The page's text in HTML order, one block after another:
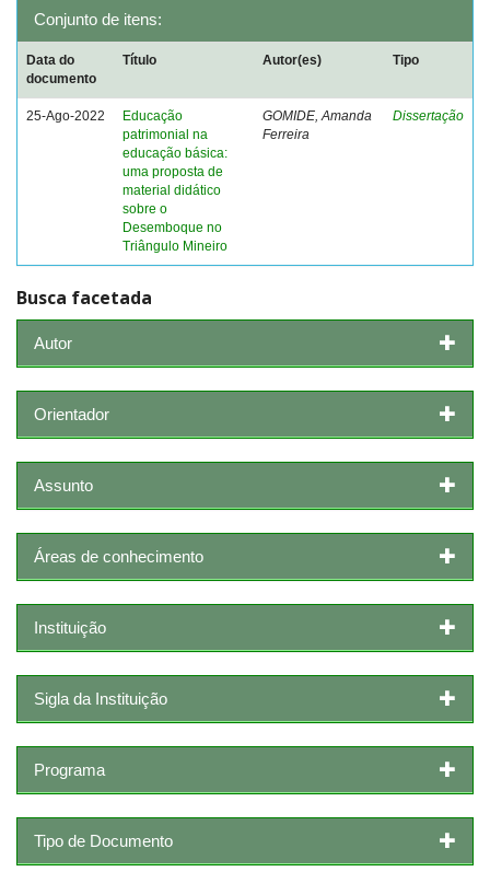
Conjunto de itens:
Data do
documento
Título Autor(es) Tipo
25-Ago-2022
Educação
patrimonial na
educação básica:
uma proposta de
material didático
sobre o
Desemboque no
Triângulo Mineiro
GOMIDE, Amanda
Ferreira
Dissertação
Busca facetada
Autor
Orientador
Assunto
Áreas de conhecimento
Instituição
Sigla da Instituição
Programa
Tipo de Documento